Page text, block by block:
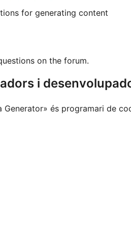
for generating content
on the forum.
i
Generator» és programari de